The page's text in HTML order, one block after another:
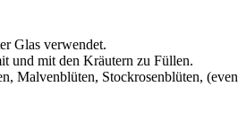
Glas verwendet.
und mit den Kräutern zu Füllen.
Stockrosenblüten,